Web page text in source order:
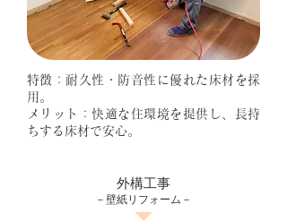
特徴：耐久性・防音性に優れた床材を採
用。
メリット：快適な住環境を提供し、長持
ちする床材で安心。
外構工事
－壁紙リフォーム－